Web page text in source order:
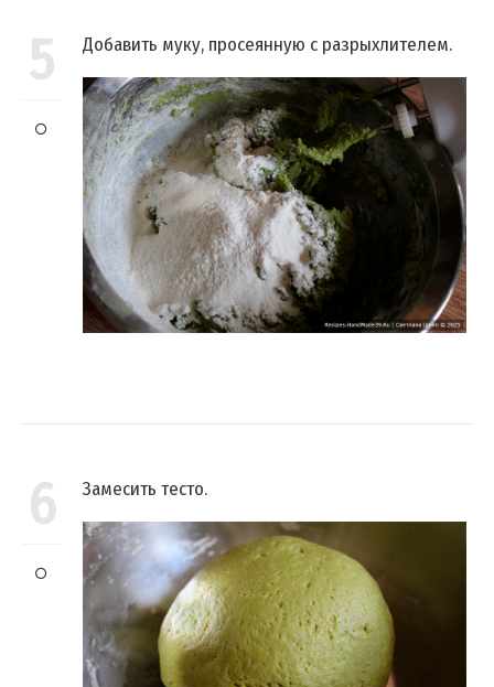
5 Добавить муку, просеянную с разрыхлителем.
6 Замесить тесто.